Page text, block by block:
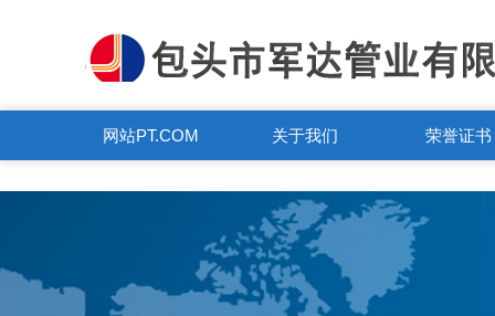
网站PT.COM 关于我们 荣誉证书